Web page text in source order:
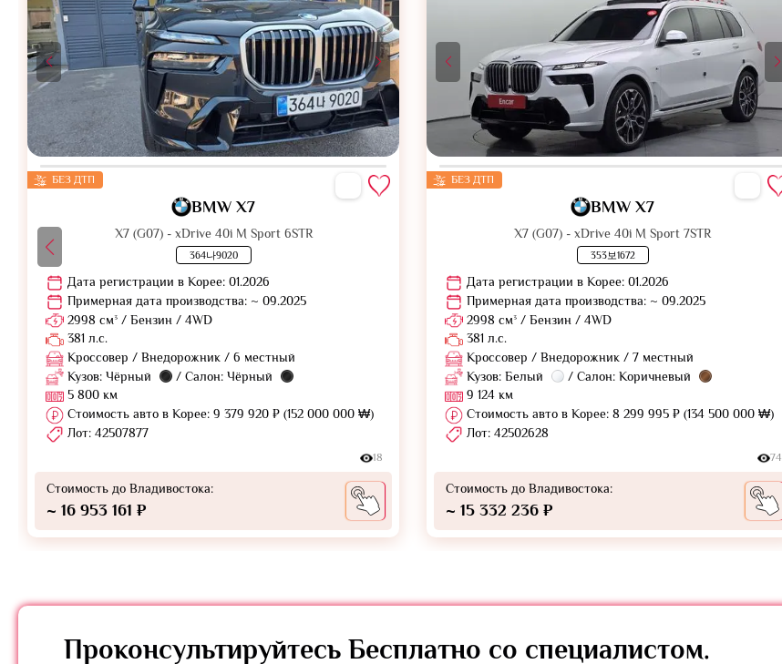
БЕЗ ДТП
BMW X7
X7 (G07) - xDrive 40i M Sport 6STR
364나9020
Дата регистрации в Корее: 01.2026
Примерная дата производства: ~ 09.2025
2998 см³ / Бензин / 4WD
381 л.с.
Кроссовер / Внедорожник / 6 местный
Кузов: Чёрный
/ Салон: Чёрный
5 800 км
Стоимость авто в Корее: 9 379 920 ₽ (152 000 000 ₩)
Лот: 42507877
18
Стоимость до Владивостока:
~ 16 953 161 ₽
БЕЗ ДТП
BMW X7
X7 (G07) - xDrive 40i M Sport 7STR
353보1672
Дата регистрации в Корее: 01.2026
Примерная дата производства: ~ 09.2025
2998 см³ / Бензин / 4WD
381 л.с.
Кроссовер / Внедорожник / 7 местный
Кузов: Белый
/ Салон: Коричневый
9 124 км
Стоимость авто в Корее: 8 299 995 ₽ (134 500 000 ₩)
Лот: 42502628
74
Стоимость до Владивостока:
~ 15 332 236 ₽
Проконсультируйтесь Бесплатно со специалистом.